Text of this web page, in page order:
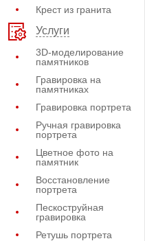
Крест из гранита
Услуги
3D-моделирование
памятников
Гравировка на
памятниках
Гравировка портрета
Ручная гравировка
портрета
Цветное фото на
памятник
Восстановление
портрета
Пескоструйная
гравировка
Ретушь портрета